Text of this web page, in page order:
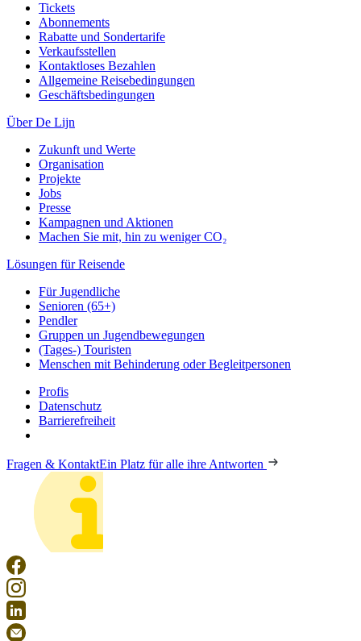
Tickets
Abonnements
Rabatte und Sondertarife
Verkaufsstellen
Kontaktloses Bezahlen
Allgemeine Reisebedingungen
Geschäftsbedingungen
Über De Lijn
Zukunft und Werte
Organisation
Projekte
Jobs
Presse
Kampagnen und Aktionen
Machen Sie mit, hin zu weniger CO₂
Lösungen für Reisende
Für Jugendliche
Senioren (65+)
Pendler
Gruppen un Jugendbewegungen
(Tages-) Touristen
Menschen mit Behinderung oder Begleitpersonen
Profis
Datenschutz
Barrierefreiheit
Fragen & KontaktEin Platz für alle ihre Antworten